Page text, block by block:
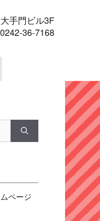
手門ビル3F
36-7168
ページ